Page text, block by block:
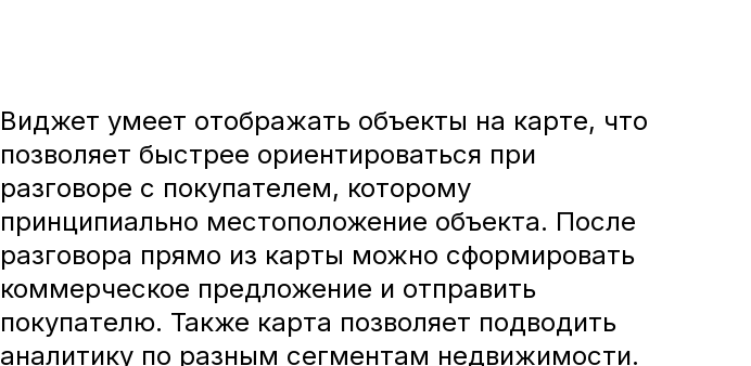
Виджет умеет отображать объекты на карте, что
позволяет быстрее ориентироваться при
разговоре с покупателем, которому
принципиально местоположение объекта. После
разговора прямо из карты можно сформировать
коммерческое предложение и отправить
покупателю. Также карта позволяет подводить
аналитику по разным сегментам недвижимости.